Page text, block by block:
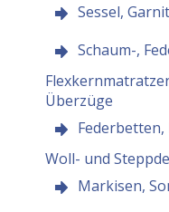
Sessel,
Schaum-,
Überzüge
Federbetten,
Woll- und
Markisen,